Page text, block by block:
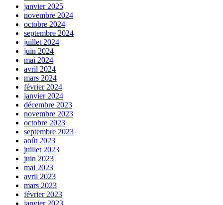
janvier 2025
novembre 2024
octobre 2024
septembre 2024
juillet 2024
juin 2024
mai 2024
avril 2024
mars 2024
février 2024
janvier 2024
décembre 2023
novembre 2023
octobre 2023
septembre 2023
août 2023
juillet 2023
juin 2023
mai 2023
avril 2023
mars 2023
février 2023
janvier 2023